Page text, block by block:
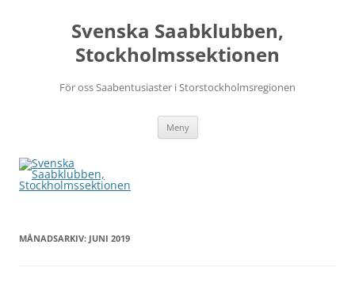
Svenska Saabklubben,
Stockholmssektionen
För oss Saabentusiaster i Storstockholmsregionen
Meny Hoppa
innehåll
MÅNADSARKIV: JUNI 2019